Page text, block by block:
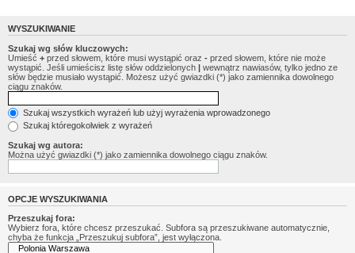
WYSZUKIWANIE
Szukaj wg słów kluczowych:
Umieść + przed słowem, które musi wystąpić oraz - przed słowem, które nie może
wystąpić. Jeśli umieścisz listę słów oddzielonych | wewnątrz nawiasów, tylko jedno ze
słów będzie musiało wystąpić. Możesz użyć gwiazdki (*) jako zamiennika dowolnego
ciągu znaków.
Szukaj wszystkich wyrażeń lub użyj wyrażenia wprowadzonego
Szukaj któregokolwiek z wyrażeń
Szukaj wg autora:
Można użyć gwiazdki (*) jako zamiennika dowolnego ciągu znaków.
OPCJE WYSZUKIWANIA
Przeszukaj fora:
Wybierz fora, które chcesz przeszukać. Subfora są przeszukiwane automatycznie,
chyba że funkcja „Przeszukuj subfora”, jest wyłączona.